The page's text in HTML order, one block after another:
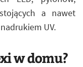
a nawet
UV.
w domu?